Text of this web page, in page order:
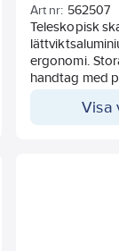
Art nr: 562507
Teleskopisk
ergonomi.
handtag med
Non slip-
glider av.
Visa